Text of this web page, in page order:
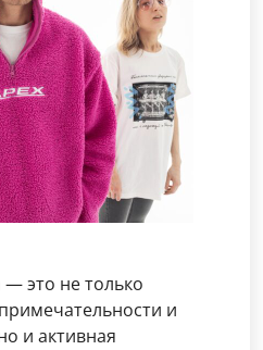
— это не только
и
и активная